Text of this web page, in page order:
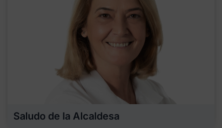
Saludo de la Alcaldesa